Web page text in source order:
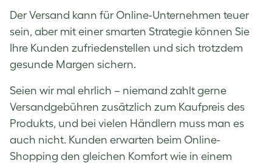
Der Versand kann für Online-Unternehmen teuer
sein, aber mit einer smarten Strategie können Sie
Ihre Kunden zufriedenstellen und sich trotzdem
gesunde Margen sichern.
Seien wir mal ehrlich – niemand zahlt gerne
Versandgebühren zusätzlich zum Kaufpreis des
Produkts, und bei vielen Händlern muss man es
auch nicht. Kunden erwarten beim Online-
Shopping den gleichen Komfort wie in einem